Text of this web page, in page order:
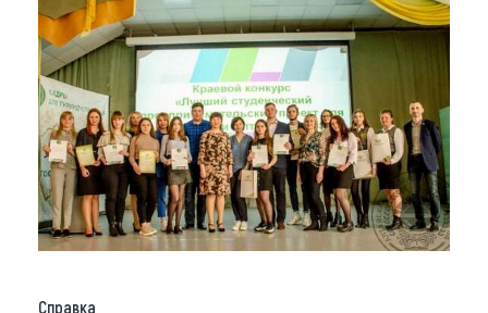
Справка